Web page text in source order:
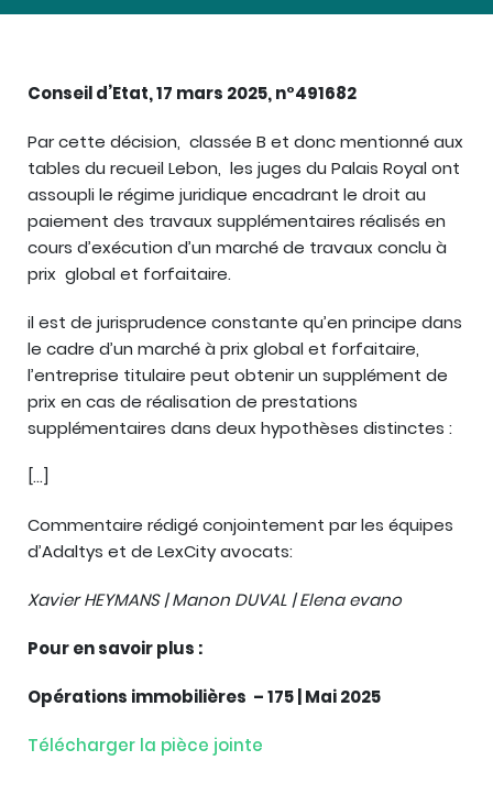
Conseil d’Etat, 17 mars 2025, n°491682
Par cette décision, classée B et donc mentionné aux
tables du recueil Lebon, les juges du Palais Royal ont
assoupli le régime juridique encadrant le droit au
paiement des travaux supplémentaires réalisés en
cours d’exécution d’un marché de travaux conclu à
prix global et forfaitaire.
il est de jurisprudence constante qu’en principe dans
le cadre d’un marché à prix global et forfaitaire,
l’entreprise titulaire peut obtenir un supplément de
prix en cas de réalisation de prestations
supplémentaires dans deux hypothèses distinctes :
[…]
Commentaire rédigé conjointement par les équipes
d’Adaltys et de LexCity avocats:
Xavier HEYMANS | Manon DUVAL | Elena evano
Pour en savoir plus :
Opérations immobilières – 175 | Mai 2025
Télécharger la pièce jointe